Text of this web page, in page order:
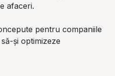
afaceri.
pentru companiile
și optimizeze